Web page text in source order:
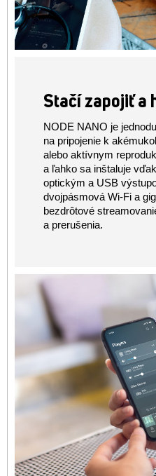
Stačí zapojiť a
NODE NANO je
na pripojenie k
alebo aktívnym
a ľahko sa inštaluje
optickým a USB
dvojpásmová Wi-Fi a
bezdrôtové
a prerušenia.